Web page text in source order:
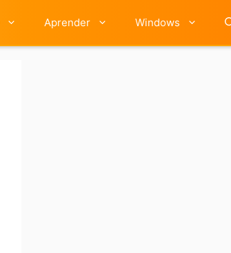
Aprender Windows